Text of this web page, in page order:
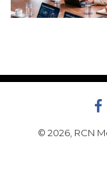
© 2026, RCN